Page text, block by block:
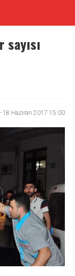
- 18 Haziran 2017 15:00